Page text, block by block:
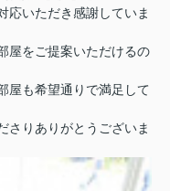
応いただき感謝していま
屋をご提案いただけるの
屋も希望通りで満足して
さりありがとうございま